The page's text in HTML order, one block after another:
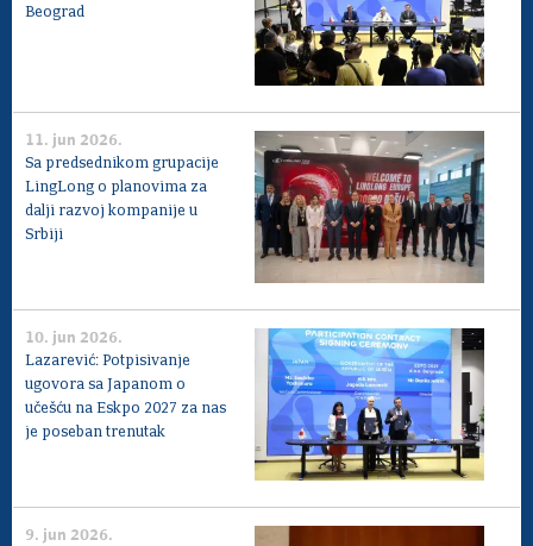
Beograd
11. jun 2026.
Sa predsednikom grupacije
LingLong o planovima za
dalji razvoj kompanije u
Srbiji
10. jun 2026.
Lazarević: Potpisivanje
ugovora sa Japanom o
učešću na Eskpo 2027 za nas
je poseban trenutak
9. jun 2026.